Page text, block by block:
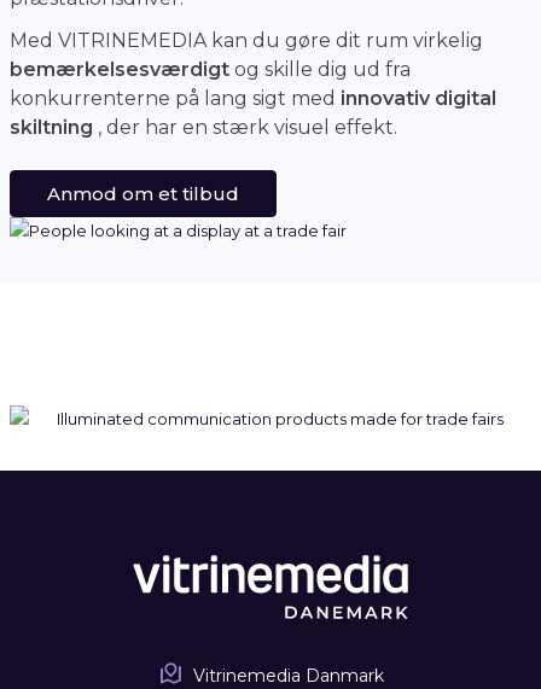
Med VITRINEMEDIA kan du gøre dit rum virkelig
bemærkelsesværdigtog skille dig ud fra
konkurrenterne på lang sigt med innovativ digital
skiltning , der har en stærk visuel effekt.
Anmod om et tilbud
Vitrinemedia Danmark